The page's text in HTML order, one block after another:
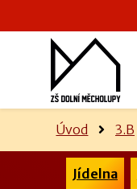
Úvod 3.B
Jídelna